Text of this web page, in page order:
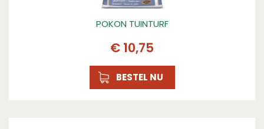
POKON TUINTURF
€ 10,75
BESTEL NU